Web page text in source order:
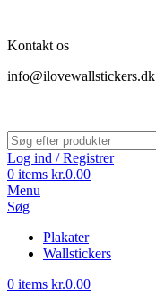
Kontakt os
info@ilovewallstickers.dk
Log ind / Registrer
0 items kr.0.00
Menu
Søg
Plakater
Wallstickers
0 items kr.0.00